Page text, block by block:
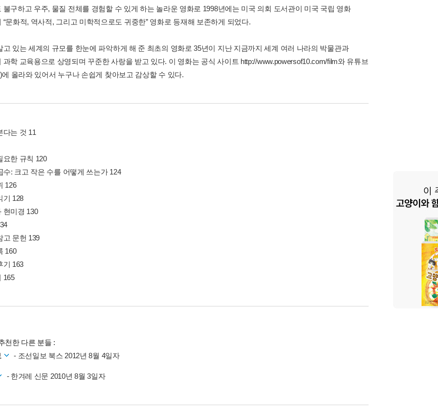
불구하고 우주, 물질 전체를 경험할 수 있게 하는 놀라운 영화로 1998년에는 미국 의회 도서관이 미국 국립 영화
“문화적, 역사적, 그리고 미학적으로도 귀중한” 영화로 등재해 보존하게 되었다.
고 있는 세계의 규모를 한눈에 파악하게 해 준 최초의 영화로 35년이 지난 지금까지 세계 여러 나라의 박물관과
과학 교육용으로 상영되며 꾸준한 사랑을 받고 있다. 이 영화는 공식 사이트 http://www.powersof10.com/film와 유튜브
에 올라와 있어서 누구나 손쉽게 찾아보고 감상할 수 있다.
다는 것 11
요한 규칙 120
수: 크고 작은 수를 어떻게 쓰는가 124
126
기 128
현미경 130
고 문헌 139
160
기 163
165
천한 다른 분들 :
- 조선일보 북스 2012년 8월 4일자
- 한겨레 신문 2010년 8월 3일자